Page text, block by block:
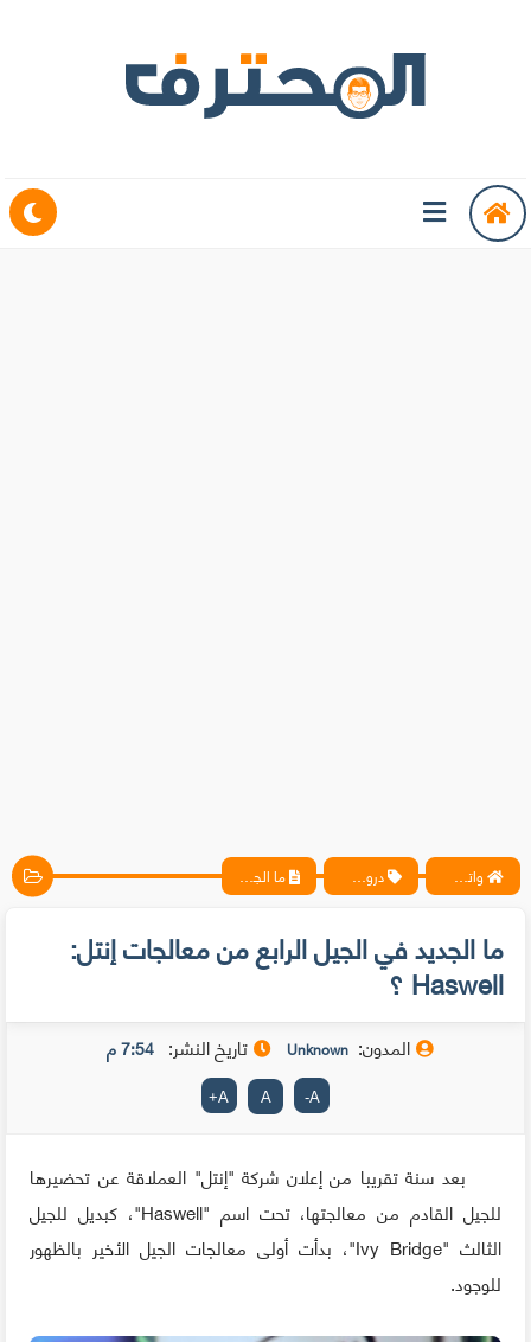
واتس آب ، فيسبوك ، أنترنت ، شروحات تقنية حصرية - المحترف دروس الهاردوير ما الجديد في الجيل الرابع من معالجات إنتل: Haswell ؟
ما الجديد في الجيل الرابع من معالجات إنتل:
Haswell ؟
المدون: Unknown تاريخ النشر: 7:54 م
A
-
A
A
+
بعد سنة تقريبا من إعلان شركة "إنتل" العملاقة عن تحضيرها
للجيل القادم من معالجتها، تحت اسم "Haswell"، كبديل للجيل
الثالث "Ivy Bridge"، بدأت أولى معالجات الجيل الأخير بالظهور
للوجود.